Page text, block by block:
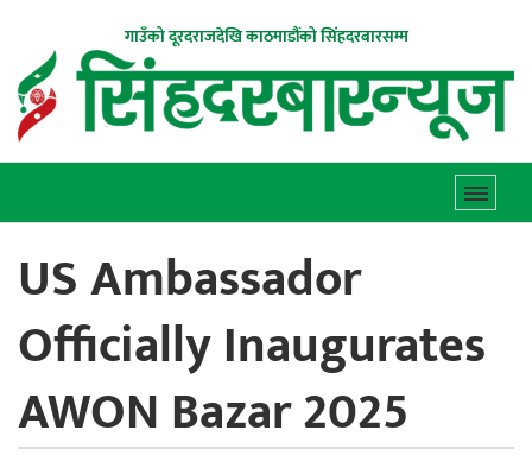
गाउँको दूरदराजदेखि काठमाडौंको सिंहदरबारसम्म
US Ambassador
Officially Inaugurates
AWON Bazar 2025